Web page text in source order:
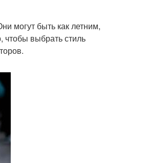
могут быть как летним,
чтобы выбрать стиль